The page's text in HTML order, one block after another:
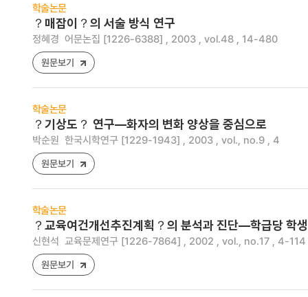
학술논문
？매잡이？의 서술 방식 연구
정혜경 어문논집 [1226-6388] , 2003 , vol.48 , 14-480
원문보기
학술논문
？기상도？ 연구―화자의 변화 양상을 중심으로
박순원 한국시학연구 [1229-1943] , 2003 , vol., no.9 , 4
원문보기
학술논문
？교육여건개선추진계획？의 분석과 진단―학급당 학
신현석 교육문제연구 [1226-7864] , 2002 , vol., no.17 , 4-114
원문보기